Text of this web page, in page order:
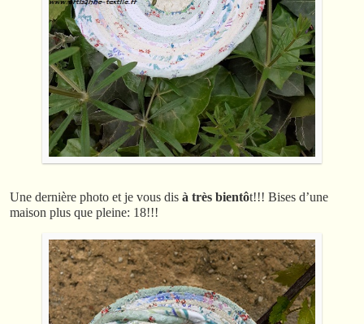
Une dernière photo et je vous dis à très bientôt!!! Bises d’une
maison plus que pleine: 18!!!